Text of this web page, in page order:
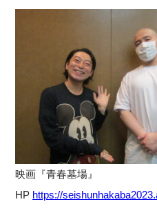
映画『青春墓場』
HP https://